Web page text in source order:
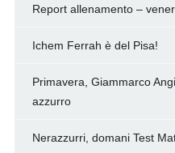
Report allenamento –
Ichem Ferrah è del Pisa!
Primavera, Giammarco
azzurro
Nerazzurri, domani Test